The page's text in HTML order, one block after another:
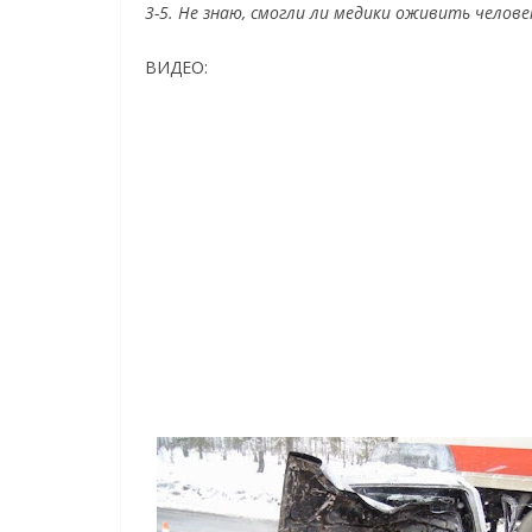
3-5. Не знаю, смогли ли медики оживить
ВИДЕО: